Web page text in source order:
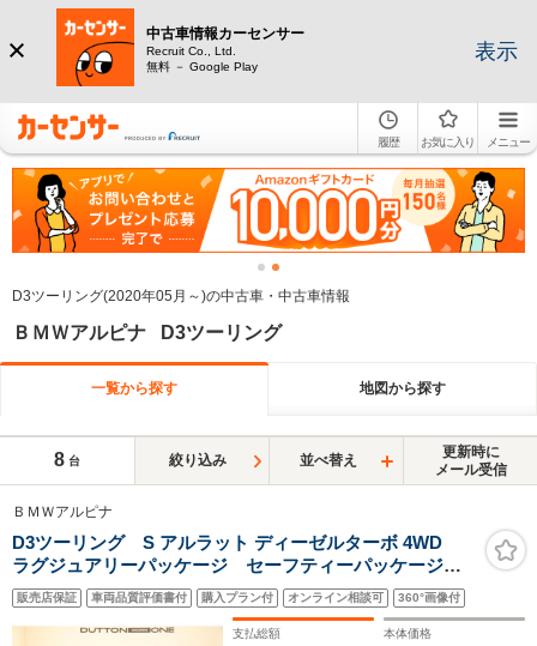
中古車情報カーセンサー
Recruit Co., Ltd.
無料 － Google Play
表示
履歴 お気に入り メニュー
D3ツーリング(2020年05月～)の中古車・中古車情報
ＢＭＷアルピナ D3ツーリング
一覧から探す 地図から探す
8 台 絞り込み 並べ替え
更新時に
メール受信
ＢＭＷアルピナ
D3ツーリング S アルラット ディーゼルターボ 4WD
ラグジュアリーパッケージ セーフティーパッケージ
ヘッドアップディスプレイ 前後シートヒーター LEDヘ
ッドライトサラウンドビューカメラ クルーズコントロー
ル ブルーキャリパー サンルーフ ハーマンカードン
販売店保証 車両品質評価書付 購入プラン付 オンライン相談可 360°画像付
支払総額 本体価格